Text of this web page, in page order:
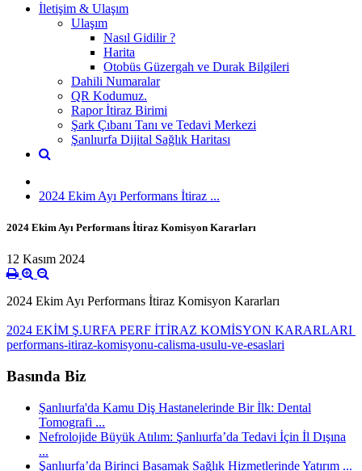
İletişim & Ulaşım
Ulaşım
Nasıl Gidilir ?
Harita
Otobüs Güzergah ve Durak Bilgileri
Dahili Numaralar
QR Kodumuz.
Rapor İtiraz Birimi
Şark Çıbanı Tanı ve Tedavi Merkezi
Şanlıurfa Dijital Sağlık Haritası
2024 Ekim Ayı Performans İtiraz ...
2024 Ekim Ayı Performans İtiraz Komisyon Kararları
12 Kasım 2024
2024 Ekim Ayı Performans İtiraz Komisyon Kararları
2024 EKİM Ş.URFA PERF İTİRAZ KOMİSYON KARARLARI
performans-itiraz-komisyonu-calisma-usulu-ve-esaslari
Basında Biz
Şanlıurfa'da Kamu Diş Hastanelerinde Bir İlk: Dental
Tomografi ...
Nefrolojide Büyük Atılım: Şanlıurfa’da Tedavi İçin İl Dışına
...
Şanlıurfa’da Birinci Basamak Sağlık Hizmetlerinde Yatırım ...